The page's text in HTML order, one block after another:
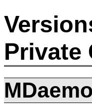
Private